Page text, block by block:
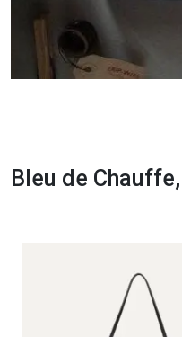
Bleu de